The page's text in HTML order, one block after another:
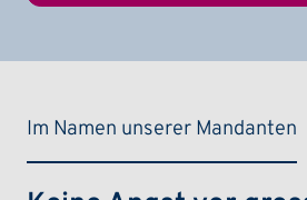
Im Namen unserer Mandanten